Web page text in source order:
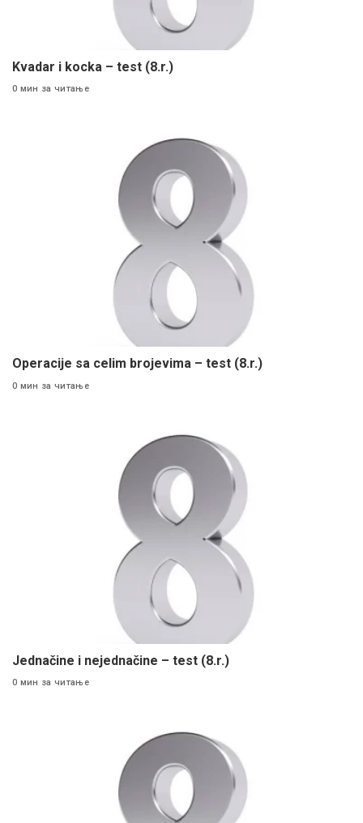
Kvadar i kocka – test (8.r.)
0 мин за читање
Operacije sa celim brojevima – test (8.r.)
0 мин за читање
Jednačine i nejednačine – test (8.r.)
0 мин за читање